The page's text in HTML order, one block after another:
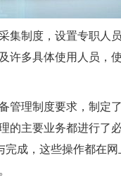
集制度，设置专职人
许多具体使用人员，
管理制度要求，制定
的主要业务都进行了
成，这些操作都在